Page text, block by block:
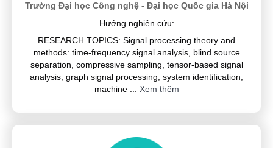
Trường Đại học Công nghệ - Đại học Quốc gia Hà Nội
Hướng nghiên cứu:
RESEARCH TOPICS: Signal processing theory and
methods: time-frequency signal analysis, blind source
separation, compressive sampling, tensor-based signal
analysis, graph signal processing, system identification,
machine
Xem thêm